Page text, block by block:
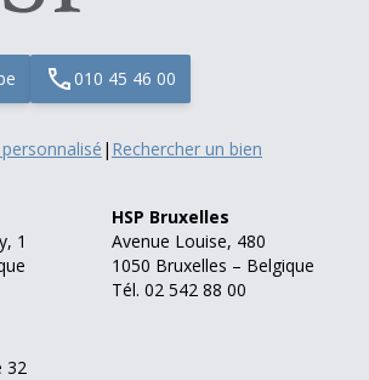
010 45 46 00
| Rechercher un bien
1
HSP Bruxelles
Avenue Louise, 480
1050 Bruxelles – Belgique
Tél. 02 542 88 00
32